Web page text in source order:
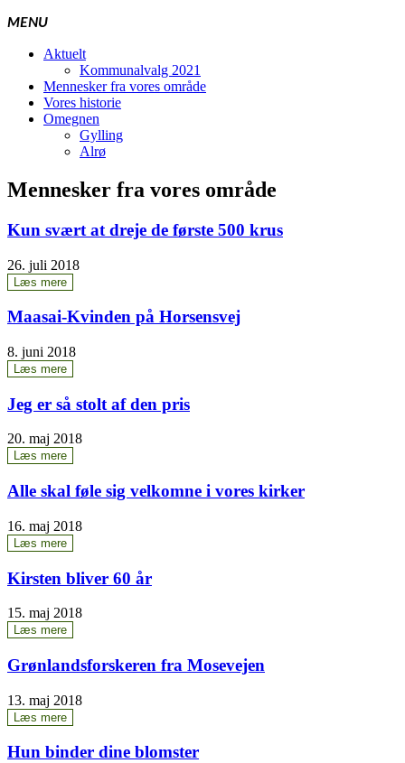
Aktu­elt
Kom­mu­nalvalg 2021
Men­ne­sker fra vores område
Vores histo­rie
Omeg­nen
Gyl­ling
Alrø
Mennesker fra vores område
Kun svært at dre­je de før­ste 500 krus
26. juli 2018
Læs mere
Maa­sai-Kvin­den på Horsensvej
8. juni 2018
Læs mere
Jeg er så stolt af den pris
20. maj 2018
Læs mere
Alle skal føle sig vel­kom­ne i vores kirker
16. maj 2018
Læs mere
Kir­sten bli­ver 60 år
15. maj 2018
Læs mere
Grøn­lands­for­ske­ren fra Mosevejen
13. maj 2018
Læs mere
Hun bin­der dine blomster